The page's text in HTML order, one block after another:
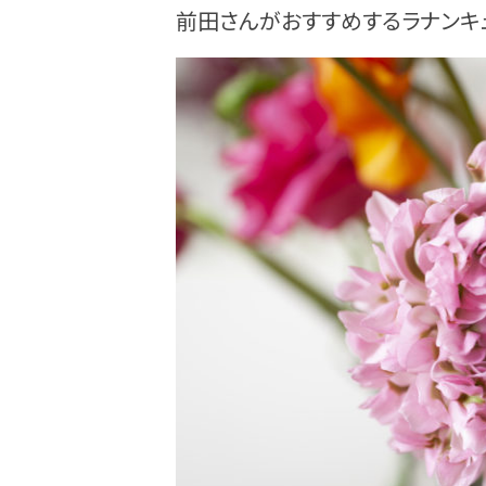
前田さんがおすすめするラナンキ